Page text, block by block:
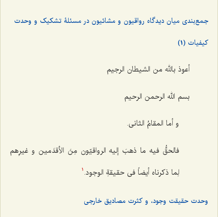
جمع‌بندی میان دیدگاه رواقیون و مشائیون در مسئلۀ تشکیک و وحدت
کیفیات (1)
أعوذ بالله من الشیطان الرجیم
بسم الله الرحمن الرحیم
و أما المقامُ الثانی.
فالحقُّ فیه ما ذهبَ إلیه الرواقیّون مِنَ الأقدَمین و غیرِهم
لِما ذکرناه أیضاً فی حقیقةِ الوجود. 1
وحدت حقیقت وجود، و کثرت مصادیق خارجی